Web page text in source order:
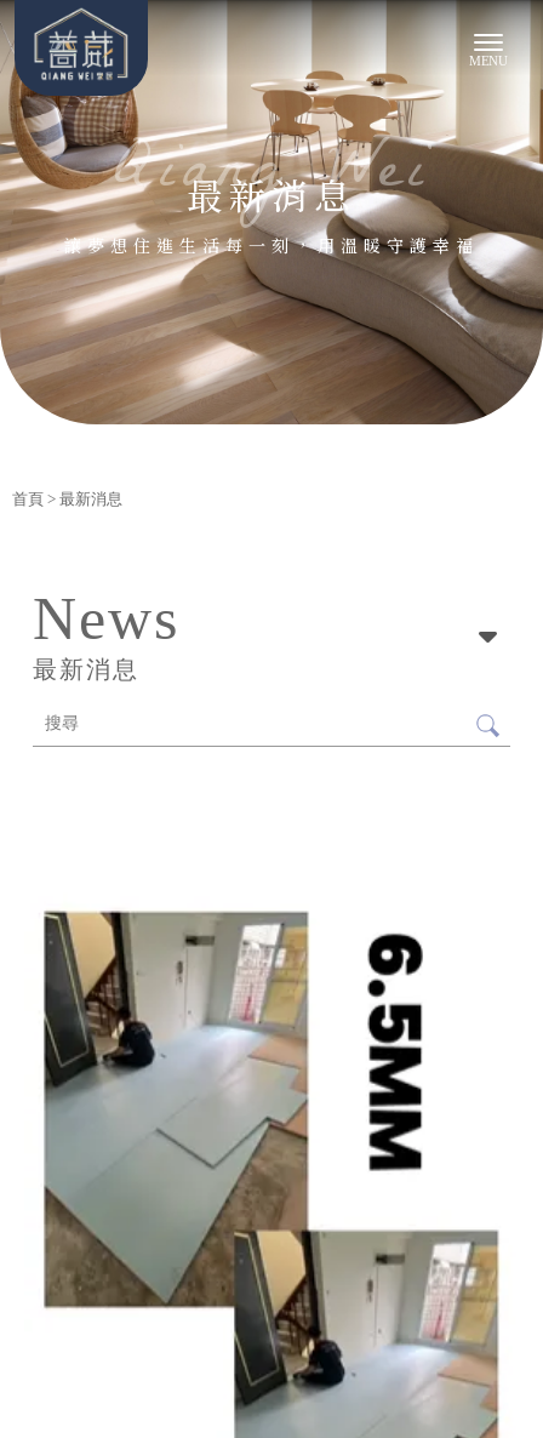
最新消息
首頁 > 最新消息
最新消息
News